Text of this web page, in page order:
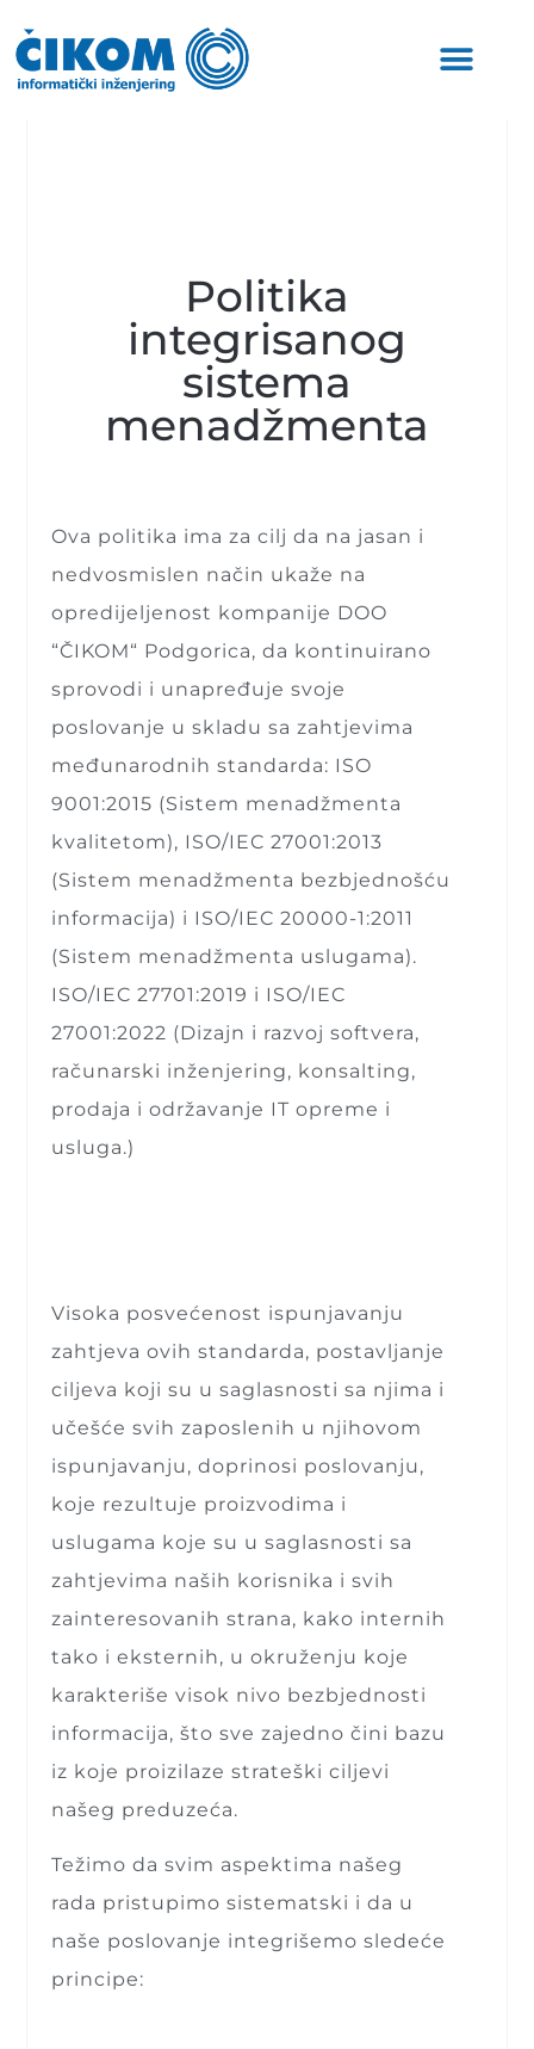
Politika
integrisanog
sistema
menadžmenta
Ova politika ima za cilj da na jasan i
nedvosmislen način ukaže na
opredijeljenost kompanije DOO
“ČIKOM“ Podgorica, da kontinuirano
sprovodi i unapređuje svoje
poslovanje u skladu sa zahtjevima
međunarodnih standarda: ISO
9001:2015 (Sistem menadžmenta
kvalitetom), ISO/IEC 27001:2013
(Sistem menadžmenta bezbjednošću
informacija) i ISO/IEC 20000-1:2011
(Sistem menadžmenta uslugama).
ISO/IEC 27701:2019 i ISO/IEC
27001:2022 (Dizajn i razvoj softvera,
računarski inženjering, konsalting,
prodaja i održavanje IT opreme i
usluga.)
Visoka posvećenost ispunjavanju
zahtjeva ovih standarda, postavljanje
ciljeva koji su u saglasnosti sa njima i
učešće svih zaposlenih u njihovom
ispunjavanju, doprinosi poslovanju,
koje rezultuje proizvodima i
uslugama koje su u saglasnosti sa
zahtjevima naših korisnika i svih
zainteresovanih strana, kako internih
tako i eksternih, u okruženju koje
karakteriše visok nivo bezbjednosti
informacija, što sve zajedno čini bazu
iz koje proizilaze strateški ciljevi
našeg preduzeća.
Težimo da svim aspektima našeg
rada pristupimo sistematski i da u
naše poslovanje integrišemo sledeće
principe: